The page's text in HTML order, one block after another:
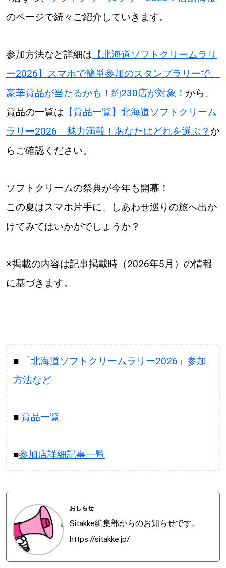
のページで続々ご紹介していきます。
参加方法など詳細は 【北海道ソフトクリームラリ
ー2026】スマホで簡単参加のスタンプラリーで、
豪華賞品が当たるかも！約230店が対象！ から、
賞品の一覧は 【賞品一覧】北海道ソフトクリーム
ラリー2026 魅力満載！あなたはどれを選ぶ？ か
らご確認ください。
ソフトクリームの祭典が今年も開幕！
この夏はスマホ片手に、しあわせ巡りの旅へ出か
けてみてはいかがでしょうか？
※掲載の内容は記事掲載時（2026年5月）の情報
に基づきます。
■
「北海道ソフトクリームラリー2026」参加
方法など
■ 賞品一覧
■参加店詳細記事一覧
おしらせ
Sitakke編集部からのお知らせです。
https://sitakke.jp/